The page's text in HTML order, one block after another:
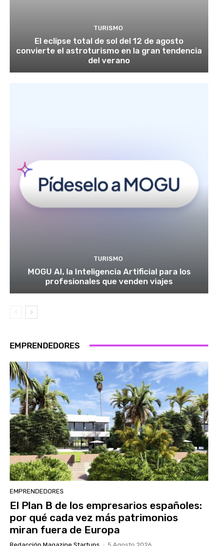
TURISMO
El eclipse total de sol del 12 de agosto
convierte el astroturismo en la gran tendencia
del verano
TURISMO
MOGU AI, la Inteligencia Artificial para los
profesionales que venden viajes
EMPRENDEDORES
EMPRENDEDORES
El Plan B de los empresarios españoles:
por qué cada vez más patrimonios
miran fuera de Europa